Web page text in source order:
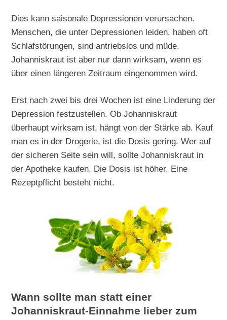
Dies kann saisonale Depressionen verursachen.
Menschen, die unter Depressionen leiden, haben oft
Schlafstörungen, sind antriebslos und müde.
Johanniskraut ist aber nur dann wirksam, wenn es
über einen längeren Zeitraum eingenommen wird.
Erst nach zwei bis drei Wochen ist eine Linderung der
Depression festzustellen. Ob Johanniskraut
überhaupt wirksam ist, hängt von der Stärke ab. Kauf
man es in der Drogerie, ist die Dosis gering. Wer auf
der sicheren Seite sein will, sollte Johanniskraut in
der Apotheke kaufen. Die Dosis ist höher. Eine
Rezeptpflicht besteht nicht.
Wann sollte man statt einer
Johanniskraut-Einnahme lieber zum